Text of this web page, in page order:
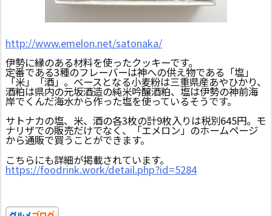
http://www.emelon.net/satonaka/
伊勢に縁のある材料を使ったクッキーです。
定番である3種のフレーバーは神への供え物である「塩」
「米」「酒」。ベースとなる小麦粉は三重県産あやひかり、
酒粕は県内の元坂酒造の純米吟醸酒粕、塩は伊勢の神前海
岸でくんだ海水から作った塩を使っているそうです。
サトナカの塩、米、酒の各3枚の計9枚入りは税別645円。モ
ナリザでの販売だけでなく、「エメロン」のホームページ
から通販で買うことができます。
こちらにも詳細が掲載されています。
https://foodrink.work/detail.php?id=5284